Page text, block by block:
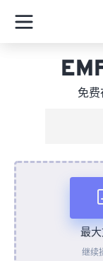
免费
最
继续